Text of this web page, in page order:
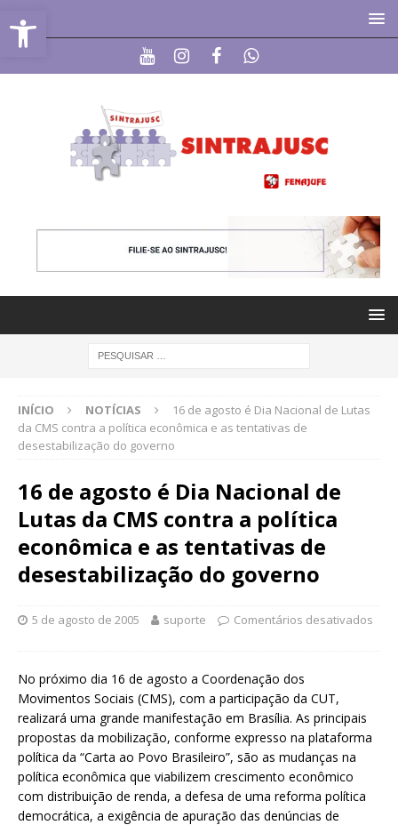
Abrir a barra de ferramentas
INÍCIO NOTÍCIAS
16 de agosto é Dia Nacional de Lutas
da CMS contra a política econômica e as tentativas de
desestabilização do governo
16 de agosto é Dia Nacional de
Lutas da CMS contra a política
econômica e as tentativas de
desestabilização do governo
5 de agosto de 2005 suporte Comentários desativados
No próximo dia 16 de agosto a Coordenação dos
Movimentos Sociais (CMS), com a participação da CUT,
realizará uma grande manifestação em Brasília. As principais
propostas da mobilização, conforme expresso na plataforma
política da “Carta ao Povo Brasileiro”, são as mudanças na
política econômica que viabilizem crescimento econômico
com distribuição de renda, a defesa de uma reforma política
democrática, a exigência de apuração das denúncias de